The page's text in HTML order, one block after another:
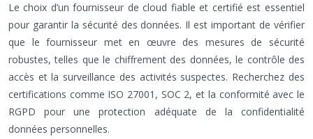
Le choix d’un fournisseur de cloud fiable et certifié est essentiel
pour garantir la sécurité des données. Il est important de vérifier
que le fournisseur met en œuvre des mesures de sécurité
robustes, telles que le chiffrement des données, le contrôle des
accès et la surveillance des activités suspectes. Recherchez des
certifications comme ISO 27001, SOC 2, et la conformité avec le
RGPD pour une protection adéquate de la confidentialité
données personnelles.